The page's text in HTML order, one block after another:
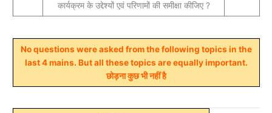
कार्यक्रम के उद्देश्यों एवं परिणामों की समीक्षा कीजिए ?
No questions were asked from the following topics in the
last 4 mains. But all these topics are equally important.
छोड़ना कुछ भी नहीं है